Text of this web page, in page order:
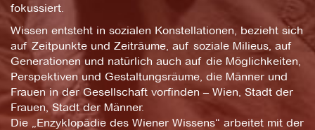
fokussiert.
Wissen entsteht in sozialen Konstellationen, bezieht sich
auf Zeitpunkte und Zeiträume, auf soziale Milieus, auf
Generationen und natürlich auch auf die Möglichkeiten,
Perspektiven und Gestaltungsräume, die Männer und
Frauen in der Gesellschaft vorfinden – Wien, Stadt der
Frauen, Stadt der Männer.
Die „Enzyklopädie des Wiener Wissens“ arbeitet mit der